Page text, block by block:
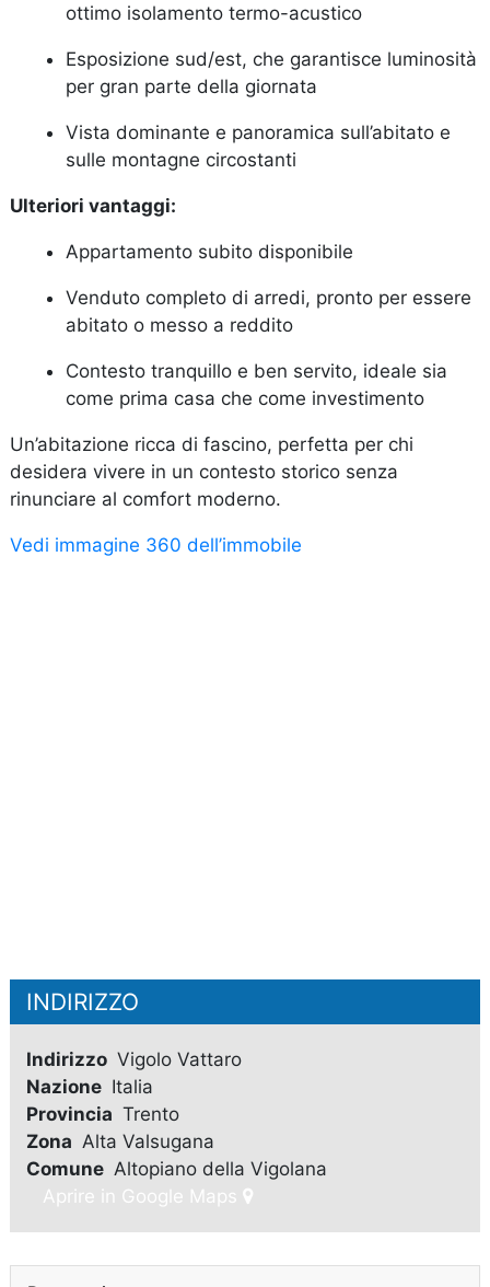
ottimo isolamento termo-acustico
Esposizione sud/est, che garantisce luminosità
per gran parte della giornata
Vista dominante e panoramica sull’abitato e
sulle montagne circostanti
Ulteriori vantaggi:
Appartamento subito disponibile
Venduto completo di arredi, pronto per essere
abitato o messo a reddito
Contesto tranquillo e ben servito, ideale sia
come prima casa che come investimento
Un’abitazione ricca di fascino, perfetta per chi
desidera vivere in un contesto storico senza
rinunciare al comfort moderno.
Vedi immagine 360 dell’immobile
INDIRIZZO
Indirizzo Vigolo Vattaro
Nazione Italia
Provincia Trento
Zona Alta Valsugana
Comune Altopiano della Vigolana
Aprire in Google Maps